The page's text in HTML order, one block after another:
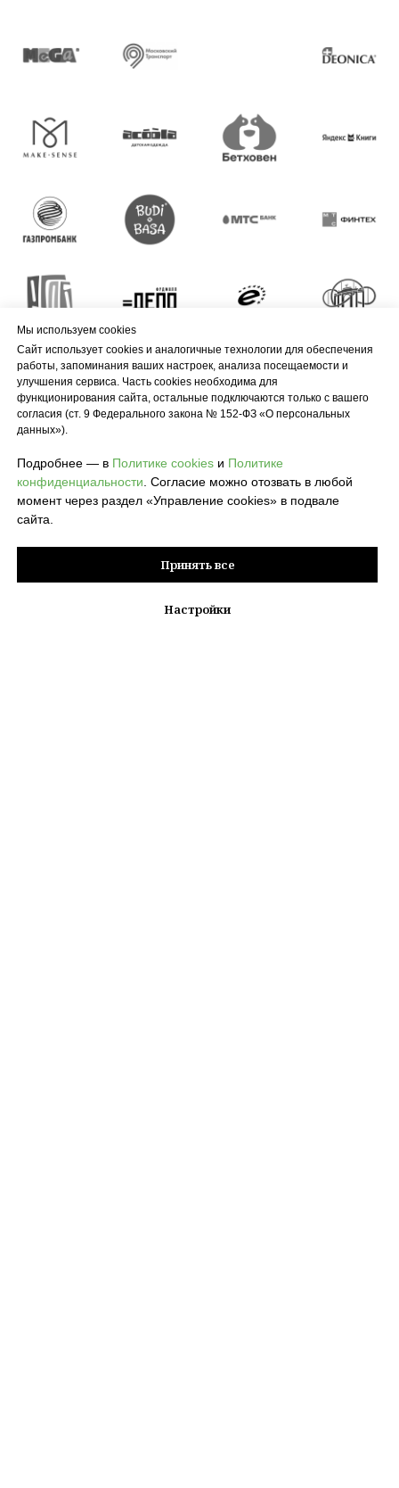
Мы используем cookies
Сайт использует cookies и аналогичные технологии для обеспечения
работы, запоминания ваших настроек, анализа посещаемости и
улучшения сервиса. Часть cookies необходима для
функционирования сайта, остальные подключаются только с вашего
согласия (ст. 9 Федерального закона № 152-ФЗ «О персональных
данных»).
Подробнее — в Политике cookies и Политике
конфиденциальности. Согласие можно отозвать в любой
момент через раздел «Управление cookies» в подвале
сайта.
Принять все
Настройки